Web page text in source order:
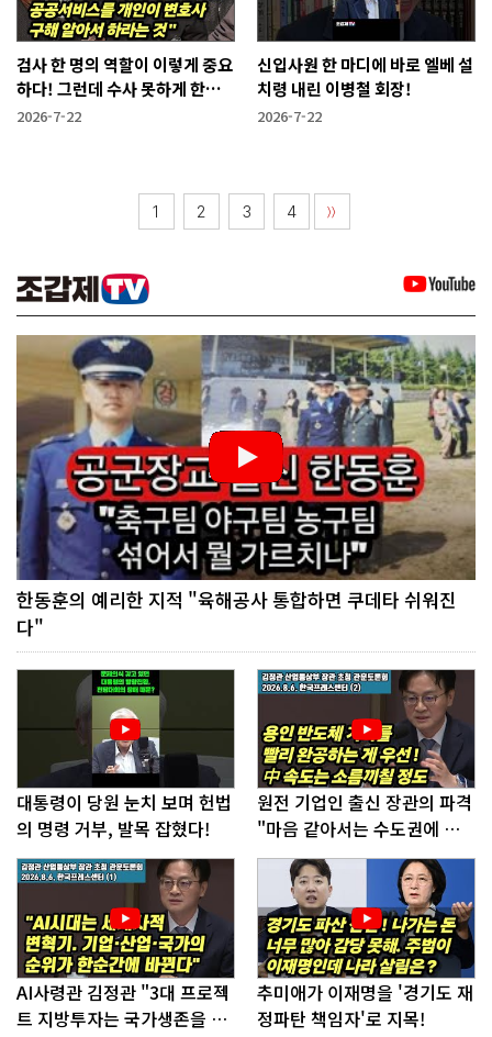
검사 한 명의 역할이 이렇게 중요
하다! 그런데 수사 못하게 한다
고?
2026-7-22
신입사원 한 마디에 바로 엘베 설
치령 내린 이병철 회장!
2026-7-22
1 2 3 4 〉〉
한동훈의 예리한 지적 "육해공사 통합하면 쿠데타 쉬워진
다"
대통령이 당원 눈치 보며 헌법
의 명령 거부, 발목 잡혔다!
원전 기업인 출신 장관의 파격
"마음 같아서는 수도권에 원
전 짓고싶다"
AI사령관 김정관 "3대 프로젝
트 지방투자는 국가생존을 건
추미애가 이재명을 '경기도 재
정파탄 책임자'로 지목!